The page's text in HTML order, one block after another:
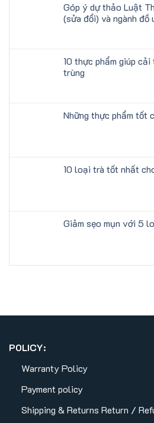
Góp ý dự thảo Luật
(sửa đổi) và ngành đồ
10 thực phẩm giúp
trùng
Những thực phẩm tốt
10 loại trà tốt nhất
Giảm sẹo mụn với 5
POLICY:
Warranty Policy
Payment policy
Shipping & Returns Return /